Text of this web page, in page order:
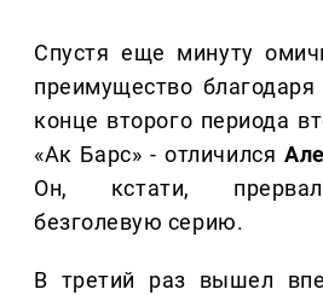
Спустя еще минуту
преимущество благодаря
конце второго периода
«Ак Барс» - отличился
Он, кстати,
безголевую серию.
В третий раз вышел